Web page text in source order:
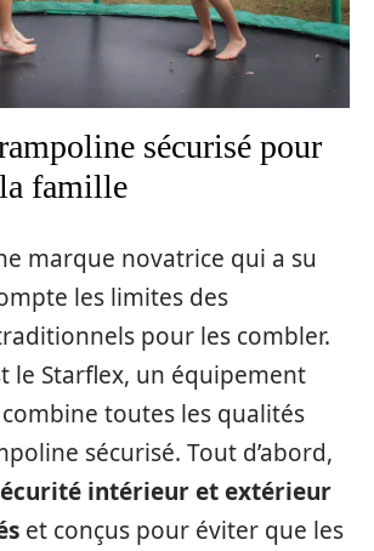
sécurisé pour
famille
marque novatrice qui a su
les limites des
pour les combler.
le Starflex, un équipement
toutes les qualités
sécurisé. Tout d’abord,
intérieur et extérieur
et conçus pour éviter que les